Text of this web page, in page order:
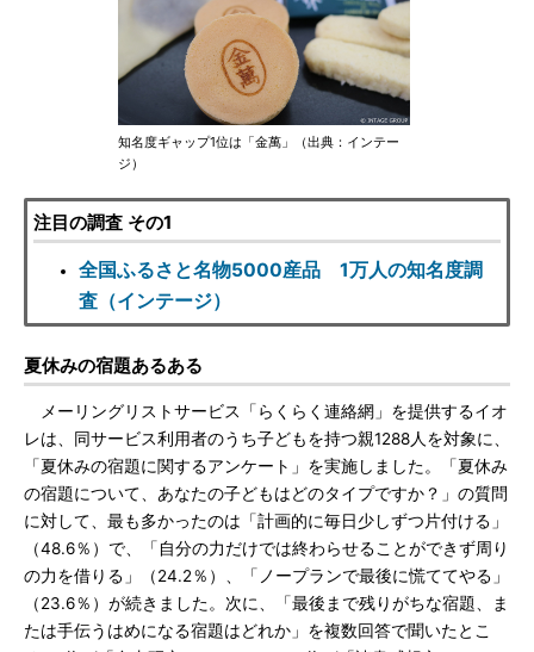
知名度ギャップ1位は「金萬」（出典：インテー
ジ）
注目の調査 その1
全国ふるさと名物5000産品 1万人の知名度調
査（インテージ）
夏休みの宿題あるある
メーリングリストサービス「らくらく連絡網」を提供するイオ
レは、同サービス利用者のうち子どもを持つ親1288人を対象に、
「夏休みの宿題に関するアンケート」を実施しました。「夏休み
の宿題について、あなたの子どもはどのタイプですか？」の質問
に対して、最も多かったのは「計画的に毎日少しずつ片付ける」
（48.6％）で、「自分の力だけでは終わらせることができず周り
の力を借りる」（24.2％）、「ノープランで最後に慌ててやる」
（23.6％）が続きました。次に、「最後まで残りがちな宿題、ま
たは手伝うはめになる宿題はどれか」を複数回答で聞いたとこ